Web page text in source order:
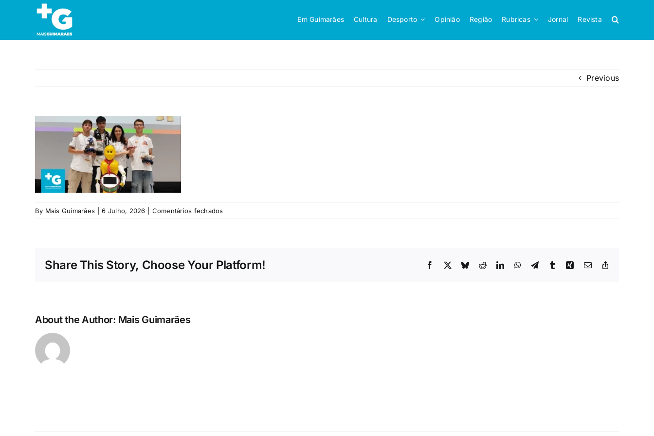
Em Guimarães Cultura Desporto Opinião Região Rubricas Jornal Revista
Previous
By Mais Guimarães 6 Julho, 2026 Comentários fechadosem
Share This Story, Choose Your Platform! Facebook
X BlueskyRedditLinkedInWhatsApp
TelegramTumblrXing Email
About the Author: Mais Guimarães